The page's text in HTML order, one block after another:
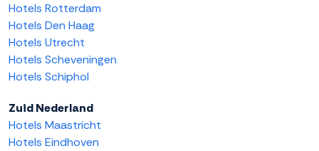
Hotels Rotterdam
Hotels Den Haag
Hotels Utrecht
Hotels Scheveningen
Hotels Schiphol
Zuid Nederland
Hotels Maastricht
Hotels Eindhoven